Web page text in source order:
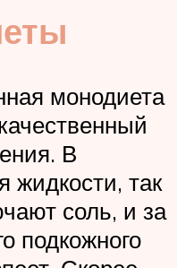
монодиета
В
жидкости, так
соль, и за
подкожного